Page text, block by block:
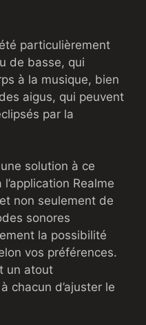
particulièrement
de basse, qui
à la musique, bien
aigus, qui peuvent
par la
solution à ce
Realme
non seulement de
sonores
la possibilité
vos préférences.
un atout
chacun d’ajuster le